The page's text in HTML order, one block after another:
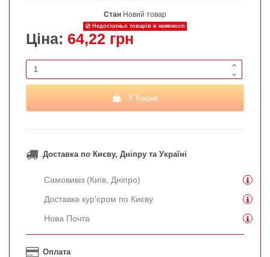
Стан Новий товар
Недостатньо товарів в наявності
Ціна: 64,22 грн
У Кошик
Доставка по Києву, Дніпру та Україні
Самовивіз (Київ, Дніпро)
Доставка кур'єром по Києву.
Нова Почта
Оплата